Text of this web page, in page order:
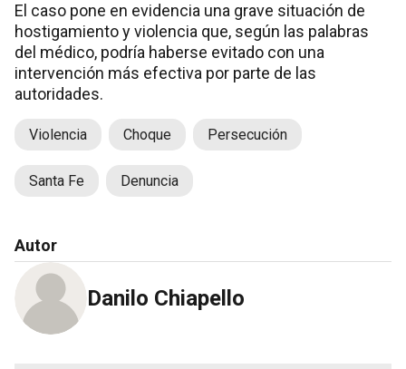
El caso pone en evidencia una grave situación de
hostigamiento y violencia que, según las palabras
del médico, podría haberse evitado con una
intervención más efectiva por parte de las
autoridades.
Violencia Choque Persecución
Santa Fe Denuncia
Autor
Danilo Chiapello